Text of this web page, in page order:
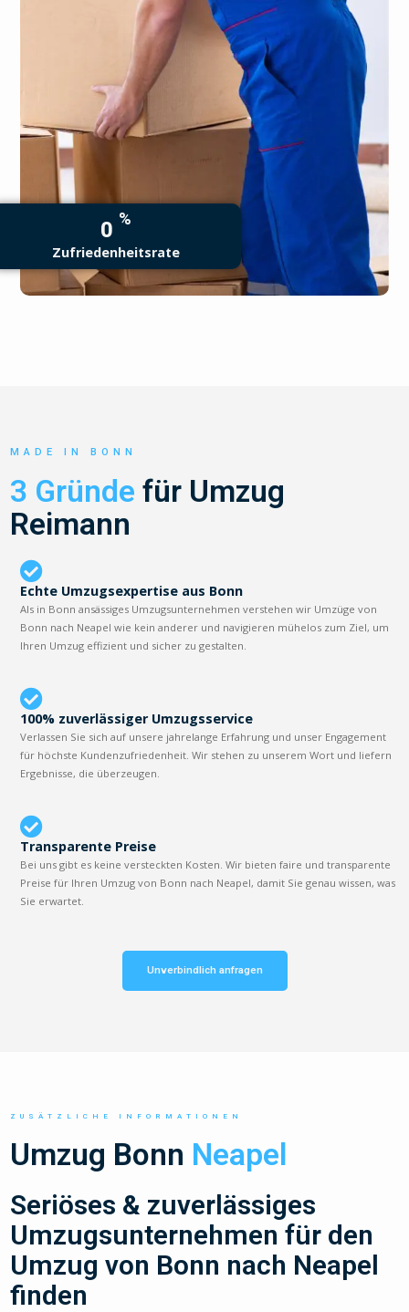
0 %
Zufriedenheitsrate
MADE IN BONN
3 Gründe für Umzug
Reimann
Echte Umzugsexpertise aus Bonn
Als in Bonn ansässiges Umzugsunternehmen verstehen wir Umzüge von
Bonn nach Neapel wie kein anderer und navigieren mühelos zum Ziel, um
Ihren Umzug effizient und sicher zu gestalten.
100% zuverlässiger Umzugsservice
Verlassen Sie sich auf unsere jahrelange Erfahrung und unser Engagement
für höchste Kundenzufriedenheit. Wir stehen zu unserem Wort und liefern
Ergebnisse, die überzeugen.
Transparente Preise
Bei uns gibt es keine versteckten Kosten. Wir bieten faire und transparente
Preise für Ihren Umzug von Bonn nach Neapel, damit Sie genau wissen, was
Sie erwartet.
Unverbindlich anfragen
ZUSÄTZLICHE INFORMATIONEN
Umzug Bonn Neapel
Seriöses & zuverlässiges
Umzugsunternehmen für den
Umzug von Bonn nach Neapel
finden